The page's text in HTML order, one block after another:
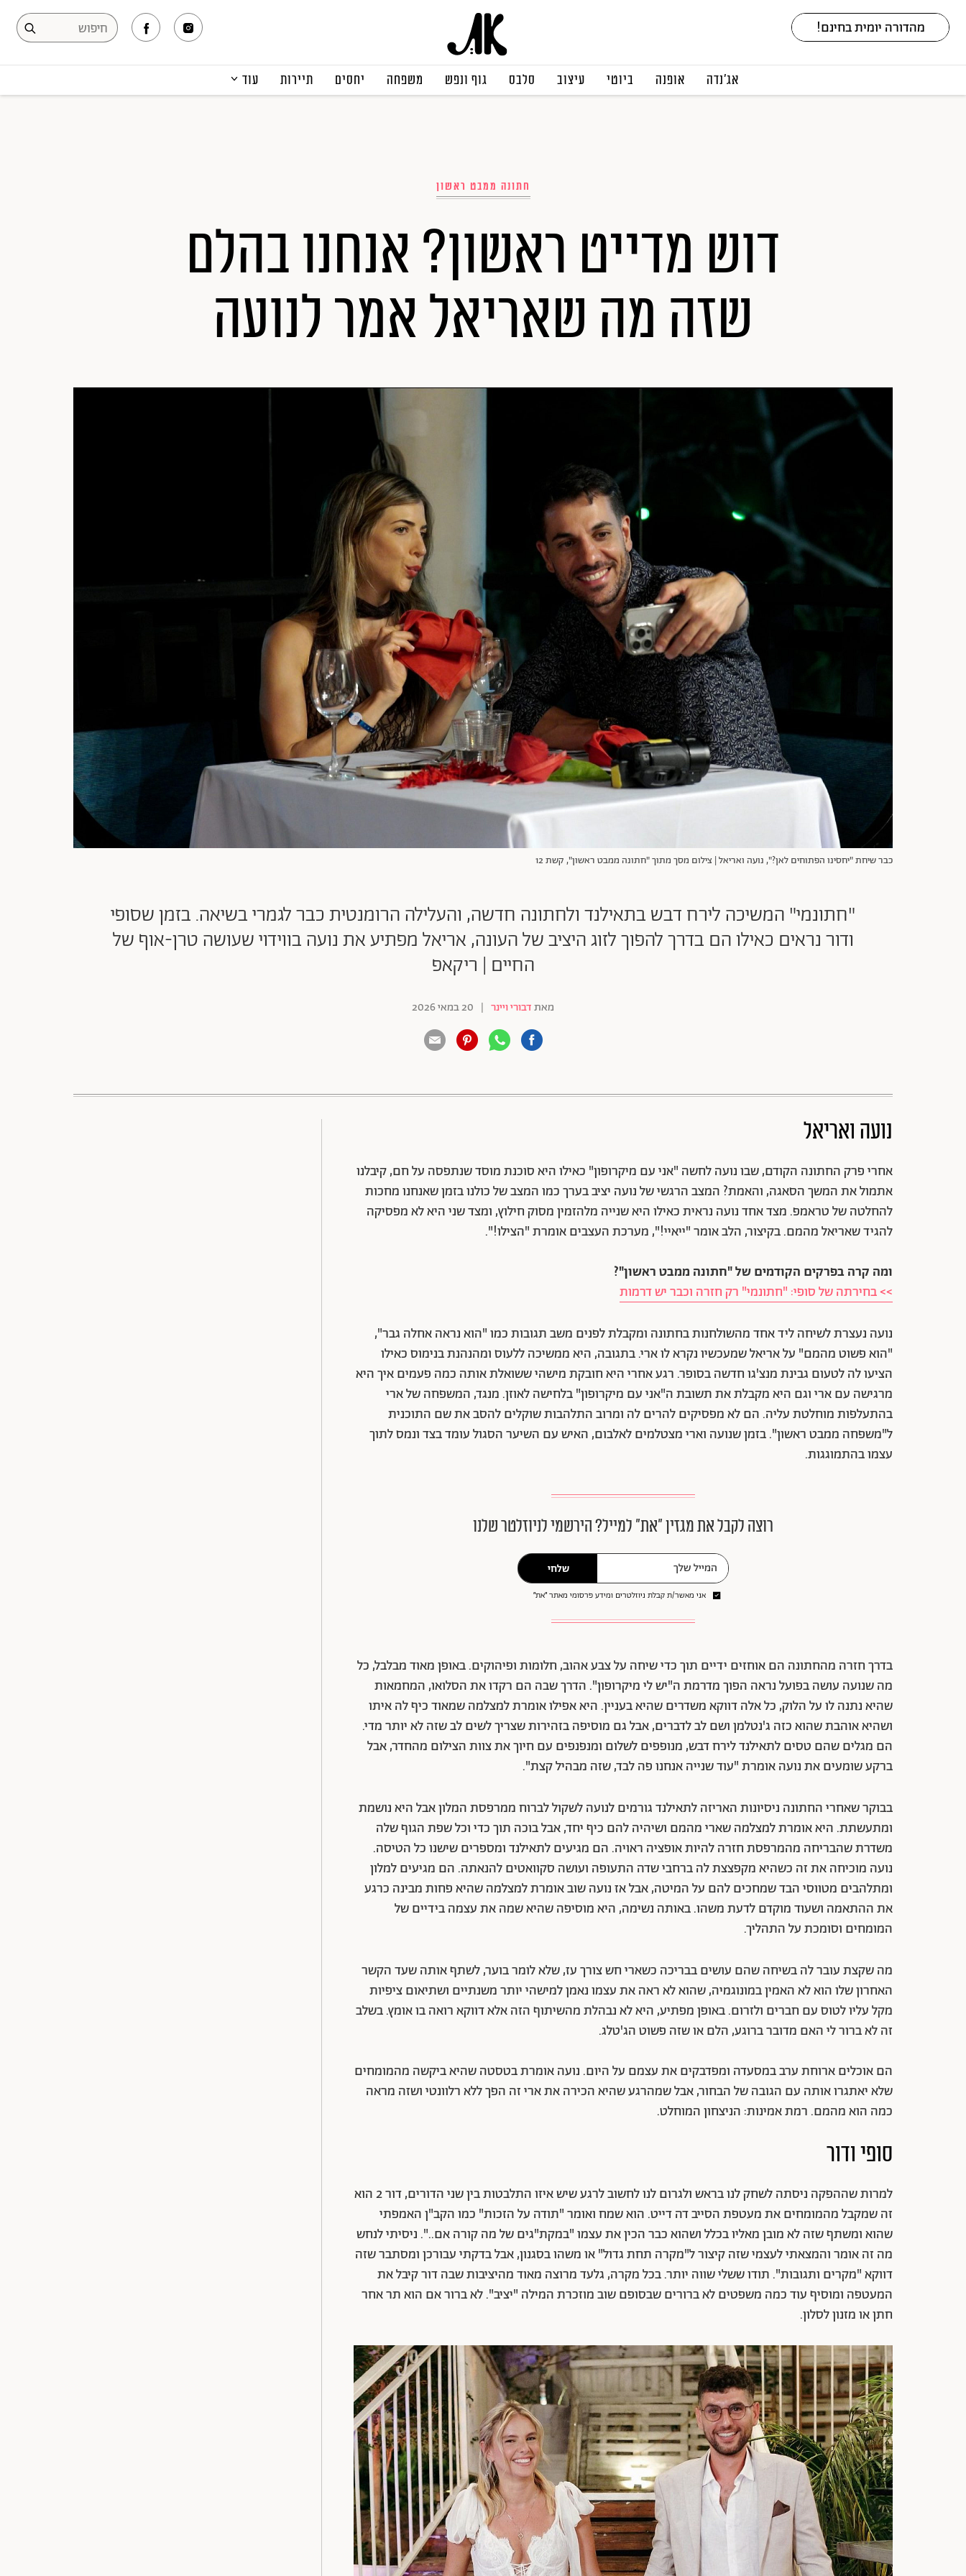
אג׳נדה אופנה ביוטי עיצוב סלבס גוף ונפש משפחה יחסים תיירות עוד
חתונה ממבט ראשון
דוש מדייט ראשון? אנחנו בהלם
שזה מה שאריאל אמר לנועה
כבר שיחת "יחסינו הפתוחים לאן?", נועה ואריאל | צילום מסך מתוך "חתונה ממבט ראשון", קשת 12
"חתונמי" המשיכה לירח דבש בתאילנד ולחתונה חדשה, והעלילה הרומנטית כבר לגמרי בשיאה. בזמן שסופי
ודור נראים כאילו הם בדרך להפוך לזוג היציב של העונה, אריאל מפתיע את נועה בווידוי שעושה טרן-אוף של
החיים | ריקאפ
מאתדבורי ויינר | 20 במאי 2026
נועה ואריאל
אחרי פרק החתונה הקודם, שבו נועה לחשה "אני עם מיקרופון" כאילו היא סוכנת מוסד שנתפסה על חם, קיבלנו
אתמול את המשך הסאגה, והאמת? המצב הרגשי של נועה יציב בערך כמו המצב של כולנו בזמן שאנחנו מחכות
להחלטה של טראמפ. מצד אחד נועה נראית כאילו היא שנייה מלהזמין מסוק חילוץ, ומצד שני היא לא מפסיקה
להגיד שאריאל מהמם. בקיצור, הלב אומר "ייאיי!", מערכת העצבים אומרת "הצילו!".
ומה קרה בפרקים הקודמים של "חתונה ממבט ראשון"?
>> בחירתה של סופי: "חתונמי" רק חזרה וכבר יש דרמות
נועה נעצרת לשיחה ליד אחד מהשולחנות בחתונה ומקבלת לפנים משב תגובות כמו "הוא נראה אחלה גבר",
"הוא פשוט מהמם" על אריאל שמעכשיו נקרא לו ארי. בתגובה, היא ממשיכה ללעוס ומהנהנת בנימוס כאילו
הציעו לה לטעום גבינת מנצ'גו חדשה בסופר. רגע אחרי היא חובקת מישהי ששואלת אותה כמה פעמים איך היא
מרגישה עם ארי וגם היא מקבלת את תשובת ה"אני עם מיקרופון" בלחישה לאוזן. מנגד, המשפחה של ארי
בהתעלפות מוחלטת עליה. הם לא מפסיקים להרים לה ומרוב התלהבות שוקלים להסב את שם התוכנית
ל"משפחה ממבט ראשון". בזמן שנועה וארי מצטלמים לאלבום, האיש עם השיער הסגול עומד בצד ונמס לתוך
עצמו בהתמוגגות.
רוצה לקבל את מגזין ״את״ למייל? הירשמי לניוזלטר שלנו
שלחי
אני מאשר/ת קבלת ניוזלטרים ומידע פרסומי מאתר ״את״
בדרך חזרה מהחתונה הם אוחזים ידיים תוך כדי שיחה על צבע אהוב, חלומות ופיהוקים. באופן מאוד מבלבל, כל
מה שנועה עושה בפועל נראה הפוך מדרמת ה"יש לי מיקרופון". הדרך שבה הם רקדו את הסלואו, המחמאות
שהיא נתנה לו על הלוק, כל אלה דווקא משדרים שהיא בעניין. היא אפילו אומרת למצלמה שמאוד כיף לה איתו
ושהיא אוהבת שהוא כזה ג'נטלמן ושם לב לדברים, אבל גם מוסיפה בזהירות שצריך לשים לב שזה לא יותר מדי.
הם מגלים שהם טסים לתאילנד לירח דבש, מנופפים לשלום ומנפנפים עם חיוך את צוות הצילום מהחדר, אבל
ברקע שומעים את נועה אומרת "עוד שנייה אנחנו פה לבד, שזה מבהיל קצת".
בבוקר שאחרי החתונה ניסיונות האריזה לתאילנד גורמים לנועה לשקול לברוח ממרפסת המלון אבל היא נושמת
ומתעשתת. היא אומרת למצלמה שארי מהמם ושיהיה להם כיף יחד, אבל בוכה תוך כדי וכל שפת הגוף שלה
משדרת שהבריחה מהמרפסת חזרה להיות אופציה ראויה. הם מגיעים לתאילנד ומספרים שישנו כל הטיסה.
נועה מוכיחה את זה כשהיא מקפצצת לה ברחבי שדה התעופה ועושה סקוואטים להנאתה. הם מגיעים למלון
ומתלהבים מטווסי הבד שמחכים להם על המיטה, אבל אז נועה שוב אומרת למצלמה שהיא פחות מבינה כרגע
את ההתאמה ושעוד מוקדם לדעת משהו. באותה נשימה, היא מוסיפה שהיא שמה את עצמה בידיים של
המומחים וסומכת על התהליך.
מה שקצת עובר לה בשיחה שהם עושים בבריכה כשארי חש צורך עז, שלא לומר בוער, לשתף אותה שעד הקשר
האחרון שלו הוא לא האמין במונוגמיה, שהוא לא ראה את עצמו נאמן למישהי יותר משנתיים ושתיאום ציפיות
מקל עליו לטוס עם חברים ולזרום. באופן מפתיע, היא לא נבהלת מהשיתוף הזה אלא דווקא רואה בו אומץ. בשלב
זה לא ברור לי האם מדובר ברוגע, הלם או שזה פשוט הג'טלג.
הם אוכלים ארוחת ערב במסעדה ומפדבקים את עצמם על היום. נועה אומרת בטסטה שהיא ביקשה מהמומחים
שלא יאתגרו אותה עם הגובה של הבחור, אבל שמהרגע שהיא הכירה את ארי זה הפך ללא רלוונטי ושזה מראה
כמה הוא מהמם. רמת אמינות: הניצחון המוחלט.
סופי ודור
למרות שההפקה ניסתה לשחק לנו בראש ולגרום לנו לחשוב לרגע שיש איזו התלבטות בין שני הדורים, דור 2 הוא
זה שמקבל מהמומחים את מעטפת הסייב דה דייט. הוא שמח ואומר "תודה על הזכות" כמו הקב"ן האמפתי
שהוא ומשתף שזה לא מובן מאליו בכלל ושהוא כבר הכין את עצמו "במקת"גים של מה קורה אם..". ניסיתי לנחש
מה זה אומר והמצאתי לעצמי שזה קיצור ל"מקרה תחת גדול" או משהו בסגנון, אבל בדקתי עבורכן ומסתבר שזה
דווקא "מקרים ותגובות". תודו ששלי שווה יותר.בכל מקרה, גלעד מרוצה מאוד מהיציבות שבה דור קיבל את
המעטפה ומוסיף עוד כמה משפטים לא ברורים שבסופם שוב מוזכרת המילה "יציב". לא ברור אם הוא תר אחר
חתן או מזנון לסלון.